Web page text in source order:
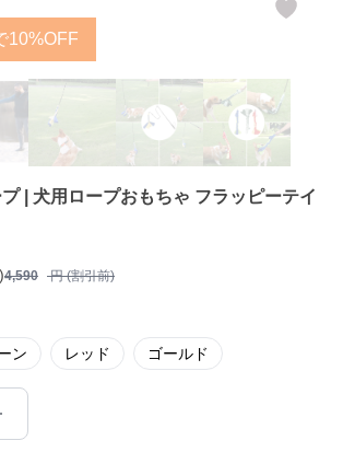
10%OFF
| 犬用ロープおもちゃ フラッピーテイ
4,590 円 (割引前)
ン レッド ゴールド